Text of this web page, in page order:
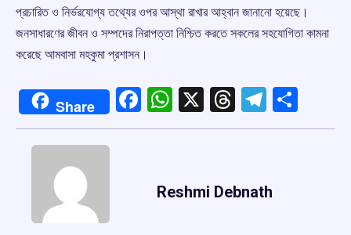
প্রচারিত ও নির্ভরযোগ্য তথ্যের ওপর আস্থা রাখার আহ্বান জানানো হয়েছে।
জনসাধারণের জীবন ও সম্পদের নিরাপত্তা নিশ্চিত করতে সকলের সহযোগিতা কামনা
করেছে আমবাসা মহকুমা প্রশাসন।
Share Facebook
WhatsApp
X Threads
Reshmi Debnath